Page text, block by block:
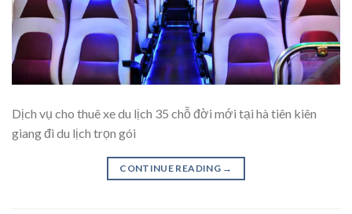
Dịch vụ cho thuê xe du lịch 35 chỗ đời mới tại hà tiên kiên
giang đi du lịch trọn gói
CONTINUE READING →